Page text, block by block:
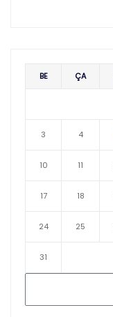
BE ÇA
3 4
10 11
17 18
24 25
31